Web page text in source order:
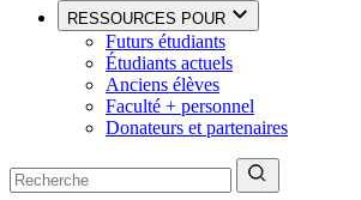
RESSOURCES POUR
Futurs étudiants
Étudiants actuels
Anciens élèves
Faculté + personnel
Donateurs et partenaires